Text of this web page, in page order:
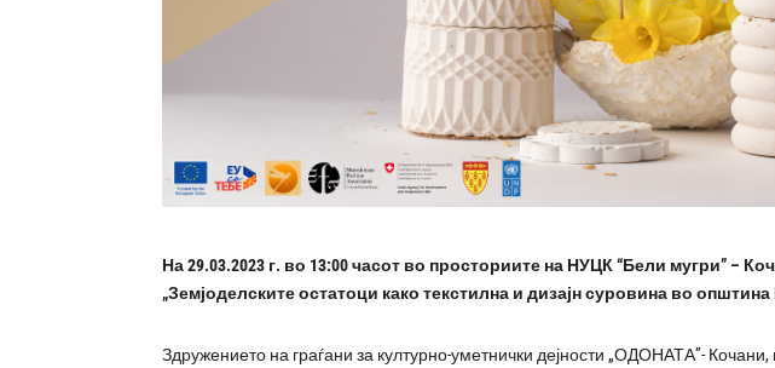
На 29.03.2023 г. во 13:00 часот во просториите на НУЦК “Бели мугри” –
„Земјоделските остатоци како текстилна и дизајн суровина во општина
Здружението на граѓани за културно-уметнички дејности „ОДОНАТА”-